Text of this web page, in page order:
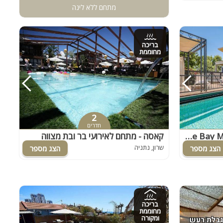
מתחם ללא לינה
אחוזת בלו ביי נתניה - Blue Bay Mansion
בריכה
מחוממת
2
חדרים
קאסה - מתחם לאירועי בר ובת מצווה
שרון, נתניה
בריכה
מחוממת
ומקורה